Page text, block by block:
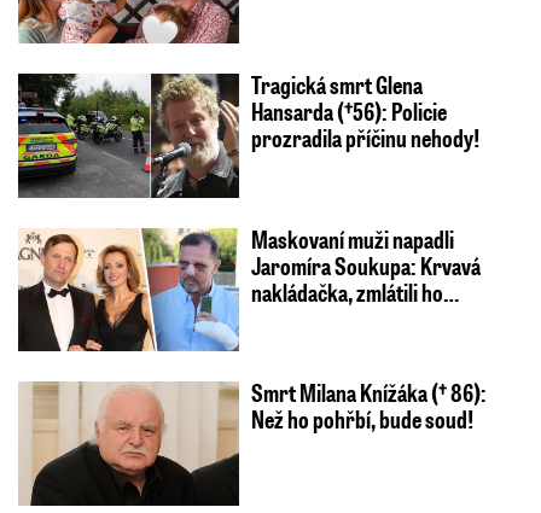
Tragická smrt Glena
Hansarda (†56): Policie
prozradila příčinu nehody!
Maskovaní muži napadli
Jaromíra Soukupa: Krvavá
nakládačka, zmlátili ho…
Smrt Milana Knížáka († 86):
Než ho pohřbí, bude soud!